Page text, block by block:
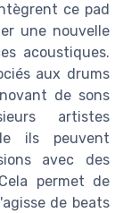
ce pad
une nouvelle
acoustiques.
aux drums
de sons
artistes
ils peuvent
avec des
permet de
de beats